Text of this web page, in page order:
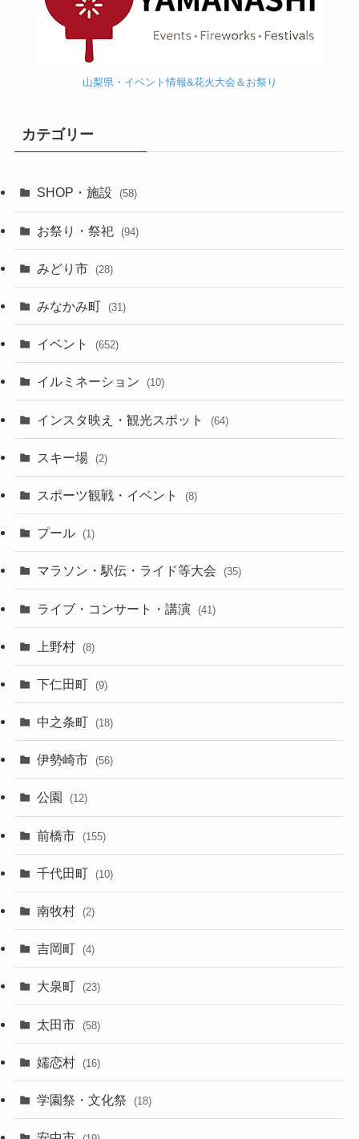
山梨県・イベント情報&花火大会＆お祭り
カテゴリー
SHOP・施設 (58)
お祭り・祭祀 (94)
みどり市 (28)
みなかみ町 (31)
イベント (652)
イルミネーション (10)
インスタ映え・観光スポット (64)
スキー場 (2)
スポーツ観戦・イベント (8)
プール (1)
マラソン・駅伝・ライド等大会 (35)
ライブ・コンサート・講演 (41)
上野村 (8)
下仁田町 (9)
中之条町 (18)
伊勢崎市 (56)
公園 (12)
前橋市 (155)
千代田町 (10)
南牧村 (2)
吉岡町 (4)
大泉町 (23)
太田市 (58)
嬬恋村 (16)
学園祭・文化祭 (18)